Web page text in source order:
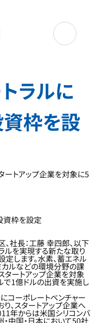
ラルに
枠を設
ートアップ企業を対象に5
資枠を設定
社長：工藤 幸四郎、以下
ルを実現する新たな取り
します。水素、蓄エネル
カルなどの環境分野の課
タートアップ企業を対象
で1億ドルの出資を実施し
コーポレートベンチャー
、スタートアップ企業へ
年からは米国シリコンバ
・中国・日本において50社